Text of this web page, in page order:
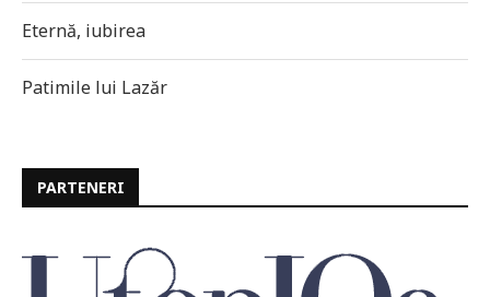
Eternă, iubirea
Patimile lui Lazăr
PARTENERI